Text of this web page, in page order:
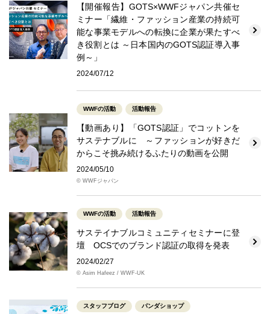
【開催報告】GOTS×WWFジャパン共催セ
ミナー「繊維・ファッション産業の持続可
能な事業モデルへの転換に企業が果たすべ
き役割とは ～日本国内のGOTS認証導入事
例～」
2024/07/12
WWFの活動 活動報告
【動画あり】「GOTS認証」でコットンを
サステナブルに ～ファッションが好きだ
からこそ挑み続けるふたりの動画を公開
2024/05/10
© WWFジャパン
WWFの活動 活動報告
サステイナブルコミュニティセミナーに登
壇 OCSでのブランド認証の取得を発表
2024/02/27
© Asim Hafeez / WWF-UK
スタッフブログ パンダショップ